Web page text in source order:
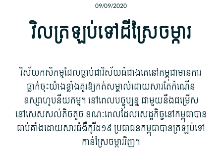
09/09/2020
វិលត្រឡប់ទៅដីស្រែចម្ការ
វិស័យកសិកម្មដែលធ្លាប់ជាវិស័យធំជាងគេនៅកម្ពុជាមានការ
ធ្លាក់ចុះយ៉ាងខ្លាំងគួរឱ្យកត់សម្គាល់ដោយសារតែកំណើន
ឧស្សាហូបនីយកម្ម។ នៅពេលបច្ចុប្បន្ន ជាមួយនឹងជម្រើស
នៅសេសសល់តិចតួច ខណៈពេលដែលសេដ្ឋកិច្ចនៅកម្ពុជាបាន
ជាប់គាំងដោយសារជំងឺកូវីដ១៩ ប្រជាជនកម្ពុជាបានត្រឡប់ទៅ
កាន់ស្រែចម្ការវិញ។